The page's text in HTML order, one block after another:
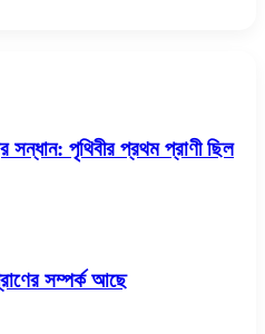
পৃথিবীর প্রথম প্রাণী ছিল
সম্পর্ক আছে